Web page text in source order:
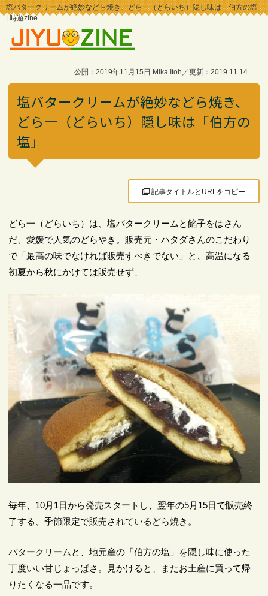
塩バタークリームが絶妙などら焼き、どら一（どらいち）隠し味は「伯方の塩」
| 時遊zine
公開：2019年11月15日 Mika Itoh／更新：2019.11.14
塩バタークリームが絶妙などら焼き、
どら一（どらいち）隠し味は「伯方の
塩」
記事タイトルとURLをコピー
どら一（どらいち）は、塩バタークリームと餡子をはさん
だ、愛媛で人気のどらやき。販売元・ハタダさんのこだわり
で「最高の味でなければ販売すべきでない」と、高温になる
初夏から秋にかけては販売せず、
毎年、10月1日から発売スタートし、翌年の5月15日で販売終
了する、季節限定で販売されているどら焼き。
バタークリームと、地元産の「伯方の塩」を隠し味に使った
丁度いい甘じょっぱさ。見かけると、またお土産に買って帰
りたくなる一品です。